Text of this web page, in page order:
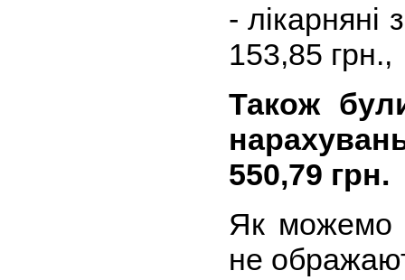
- лікарняні
153,85 грн.,
Також
550,79 грн.
Як можемо
не